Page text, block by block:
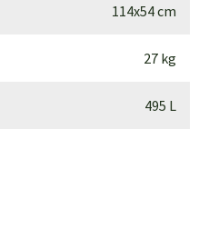
114x54 cm
27 kg
495 L